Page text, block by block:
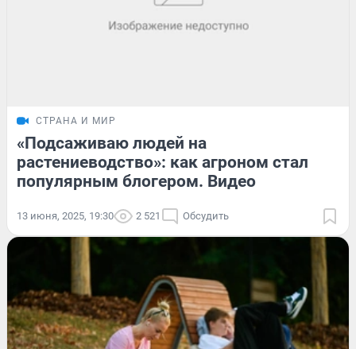
СТРАНА И МИР
«Подсаживаю людей на
растениеводство»: как агроном стал
популярным блогером. Видео
13 июня, 2025, 19:30 2 521 Обсудить